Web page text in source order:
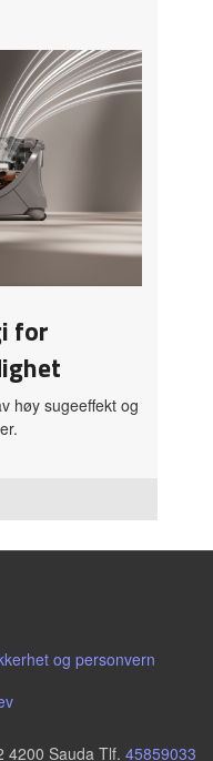
for
høy sugeeffekt og
og personvern
4200 Sauda Tlf. 45859033